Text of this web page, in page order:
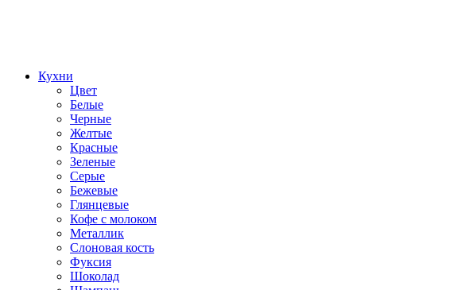
Кухни
Цвет
Белые
Черные
Желтые
Красные
Зеленые
Серые
Бежевые
Глянцевые
Кофе с молоком
Металлик
Слоновая кость
Фуксия
Шоколад